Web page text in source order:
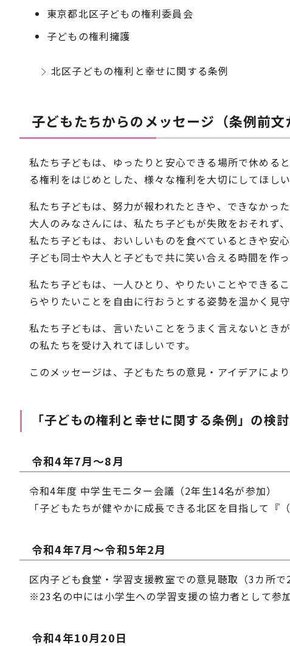
東京都北区子どもの権利委員会
子どもの権利擁護
北区子どもの権利と幸せに関する条例
子どもたちからのメッセージ（条例前文
私たち子どもは、ゆったりと安心できる場所で休める
る権利をはじめとした、様々な権利を大切にしてほしい
私たち子どもは、努力が報われたときや、できなかっ
大人のみなさんには、私たち子どもが失敗をおそれず
私たち子どもは、おいしいものを食べているときや安
子ども同士や大人と子どもで共に笑い合える時間を作
私たち子どもは、一人ひとり、やりたいことやできる
らやりたいことを自由に行おうとする姿勢を温かく見
私たち子どもは、言いたいことをうまく言えないとき
の私たちを受け入れてほしいです。
このメッセージは、子どもたちの意見・アイデアにより
「子どもの権利と幸せに関する条例」の検
令和4年7月～8月
令和4年度 中学生モニター会議（2年生14名が参加）
「子どもたちが健やかに成長できる北区を目指して『
令和4年7月～令和5年2月
区内子ども食堂・学習支援教室での意見聴取（3カ所で
※23名の中には小学生への学習支援の協力者として参
令和4年10月20日